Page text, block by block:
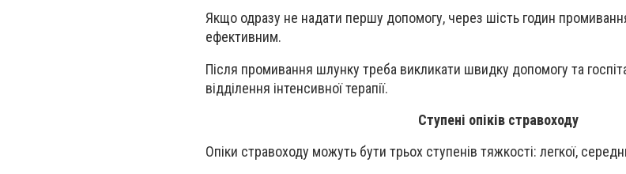
Якщо одразу не надати першу допомогу, через шість годин
ефективним.
Після промивання шлунку треба викликати швидку допомогу та
відділення інтенсивної терапії.
Ступені опіків стравоходу
Опіки стравоходу можуть бути трьох ступенів тяжкості: легкої,